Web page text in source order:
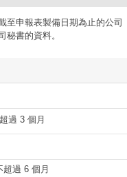
至申報表製備日期為止的公司
秘書的資料。
過 3 個月
過 6 個月